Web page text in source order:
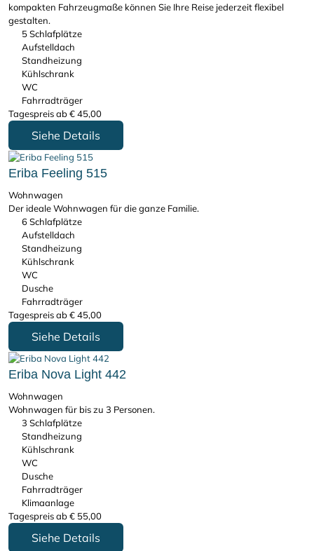
kompakten Fahrzeugmaße können Sie Ihre Reise jederzeit flexibel
gestalten.
5 Schlafplätze
Aufstelldach
Standheizung
Kühlschrank
WC
Fahrradträger
Tagespreis ab€45,00
Siehe Details
Eriba Feeling 515
Wohnwagen
Der ideale Wohnwagen für die ganze Familie.
6 Schlafplätze
Aufstelldach
Standheizung
Kühlschrank
WC
Dusche
Fahrradträger
Tagespreis ab€45,00
Siehe Details
Eriba Nova Light 442
Wohnwagen
Wohnwagen für bis zu 3 Personen.
3 Schlafplätze
Standheizung
Kühlschrank
WC
Dusche
Fahrradträger
Klimaanlage
Tagespreis ab€ 55,00
Siehe Details